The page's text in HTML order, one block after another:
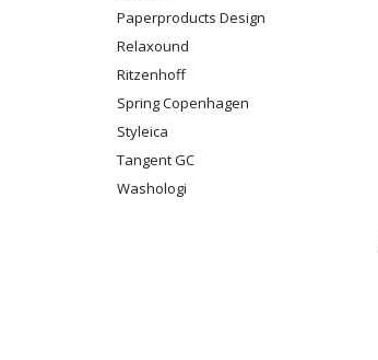
Paperproducts Design
Relaxound
Ritzenhoff
Spring Copenhagen
Styleica
Tangent GC
Washologi